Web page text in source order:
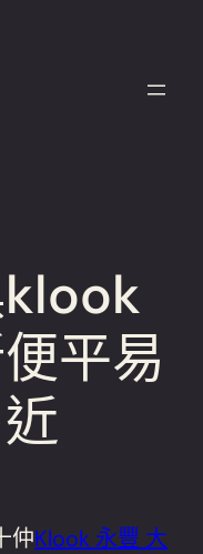
平易
仲Klook 永豐 大